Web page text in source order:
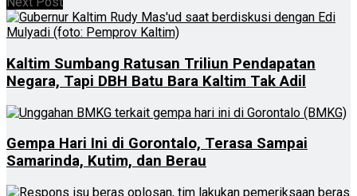
Kaltim Sumbang Ratusan Triliun Pendapatan
Negara, Tapi DBH Batu Bara Kaltim Tak Adil
Gempa Hari Ini di Gorontalo, Terasa Sampai
Samarinda, Kutim, dan Berau